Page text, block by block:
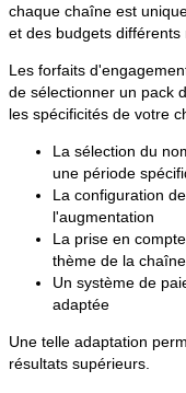
chaque chaîne est
et des budgets différents
Les forfaits
de sélectionner un pack
les spécificités de votre
La sélection du
une période
La configuration
l'augmentation
La prise en
thème de la chaîne
Un système de
adaptée
Une telle adaptation
résultats supérieurs.